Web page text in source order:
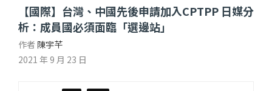
【國際】台灣、中國先後申請加入CPTPP 日媒分
析：成員國必須面臨「選邊站」
作者 陳宇芊
2021 年 9 月 23 日